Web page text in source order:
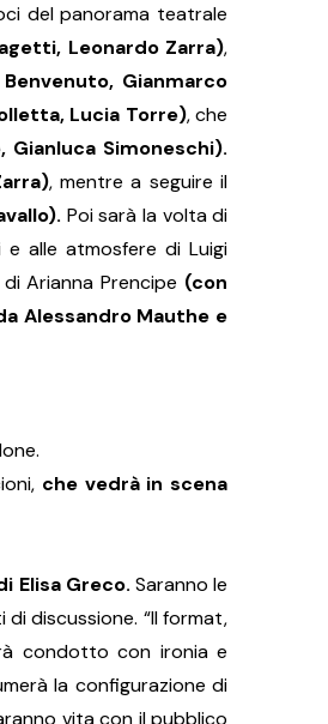
del panorama teatrale
Leonardo Zarra),
Gianmarco
Lucia Torre), che
Gianluca Simoneschi).
, mentre a seguire il
Poi sarà la volta di
alle atmosfere di Luigi
di Arianna Prencipe (con
Alessandro Mauthe e
che vedrà in scena
Elisa Greco. Saranno le
discussione. “Il format,
condotto con ironia e
la configurazione di
vita con il pubblico